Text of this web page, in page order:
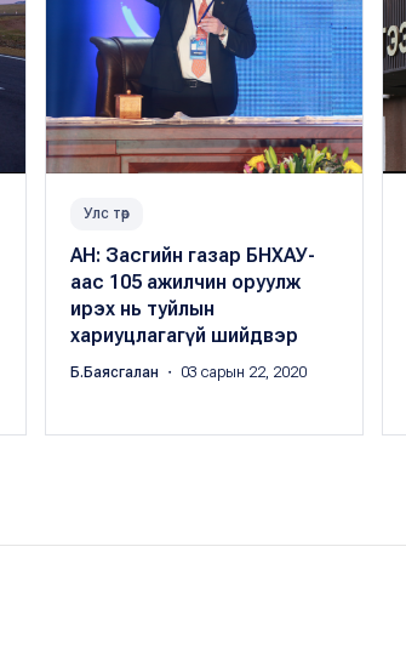
Улс төр
АН: Засгийн газар БНХАУ-
аас 105 ажилчин оруулж
ирэх нь туйлын
хариуцлагагүй шийдвэр
Б.Баясгалан ・ 03 сарын 22, 2020